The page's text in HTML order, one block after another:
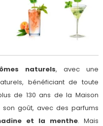
naturels, avec une
bénéficiant de toute
de 130 ans de la Maison
goût, avec des parfums
et la menthe. Mais